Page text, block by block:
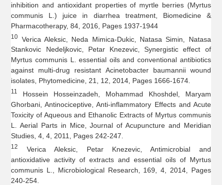
inhibition and antioxidant properties of myrtle berries (Myrtus
communis L.) juice in diarrhea treatment, Biomedicine &
Pharmacotherapy, 84, 2016, Pages 1937-1944
10
Verica Aleksic, Neda Mimica-Dukic, Natasa Simin, Natasa
Stankovic Nedeljkovic, Petar Knezevic, Synergistic effect of
Myrtus communis L. essential oils and conventional antibiotics
against multi-drug resistant Acinetobacter baumannii wound
isolates, Phytomedicine, 21, 12, 2014, Pages 1666-1674.
11
Hossein Hosseinzadeh, Mohammad Khoshdel, Maryam
Ghorbani, Antinociceptive, Anti-inflammatory Effects and Acute
Toxicity of Aqueous and Ethanolic Extracts of Myrtus communis
L. Aerial Parts in Mice, Journal of Acupuncture and Meridian
Studies, 4, 4, 2011, Pages 242-247.
12
Verica Aleksic, Petar Knezevic, Antimicrobial and
antioxidative activity of extracts and essential oils of Myrtus
communis L., Microbiological Research, 169, 4, 2014, Pages
240-254.